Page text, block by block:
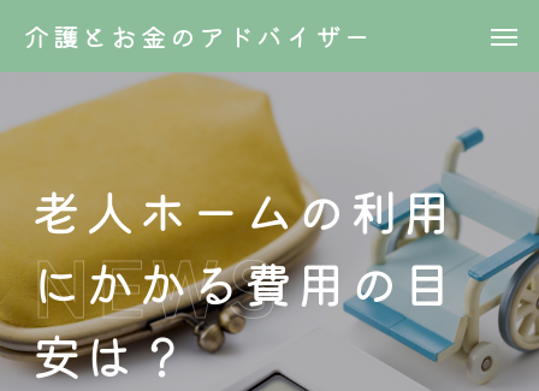
介護とお金のアドバイザー
老人ホームの利用
にかかる費用の目
安は？